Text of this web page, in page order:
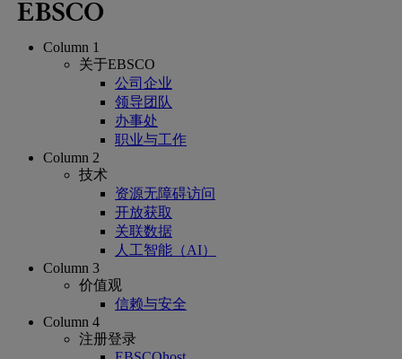
Column 1
关于EBSCO
公司企业
领导团队
办事处
职业与工作
Column 2
技术
资源无障碍访问
开放获取
关联数据
人工智能（AI）
Column 3
价值观
信赖与安全
Column 4
注册登录